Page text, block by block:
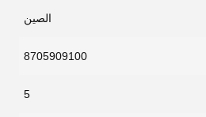
الصين
8705909100
5